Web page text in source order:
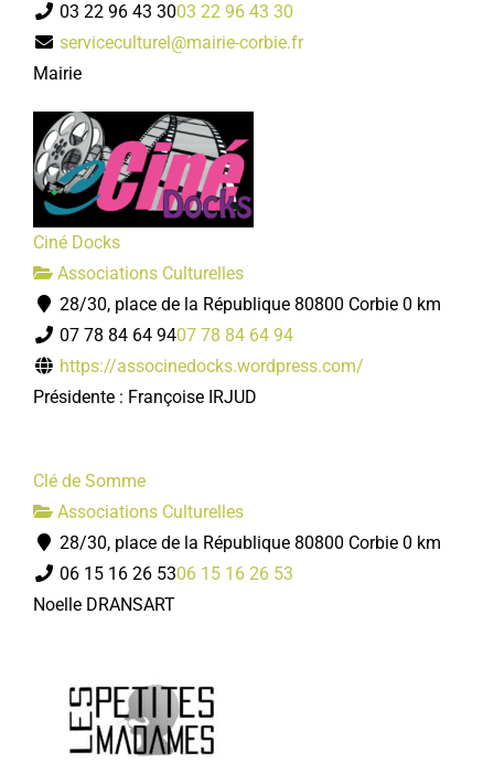
03 22 96 43 3003 22 96 43 30
serviceculturel@mairie-corbie.fr
Mairie
Ciné Docks
Associations Culturelles
28/30, place de la République 80800 Corbie 0 km
07 78 84 64 9407 78 84 64 94
https://associnedocks.wordpress.com/
Présidente : Françoise IRJUD
Clé de Somme
Associations Culturelles
28/30, place de la République 80800 Corbie 0 km
06 15 16 26 5306 15 16 26 53
Noelle DRANSART